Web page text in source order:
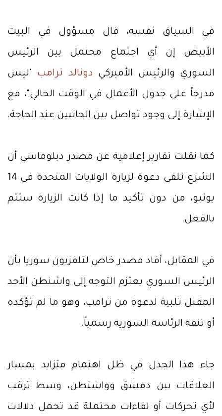
في السياق نفسه، قال مسؤول في البيت
الأبيض إن أي اجتماع محتمل بين الرئيس
السوري والرئيس الأميركي دونالد ترامب "ليس
مدرجاً على جدول الأعمال في الوقت الحالي"، مع
الإشارة إلى وجود تواصل بين الجانبين عند الحاجة.
كما نقلت تقارير إعلامية عن مصدر دبلوماسي أن
الشرع تلقى دعوة لزيارة الولايات المتحدة في 14
يونيو، من دون تأكيد ما إذا كانت الزيارة ستتم
بالفعل.
في المقابل، أفاد مصدر خاص لتلفزيون سوريا بأن
الرئيس السوري يعتزم التوجه إلى واشنطن الأحد
المقبل تلبية لدعوة من ترامب، وهو ما لم تؤكده
أو تنفه الرئاسة السورية رسمياً.
جاء هذا الجدل في ظل اهتمام متزايد بمسار
العلاقات بين دمشق وواشنطن، وسط ترقب
لأي تحركات أو لقاءات محتملة قد تحمل دلالات